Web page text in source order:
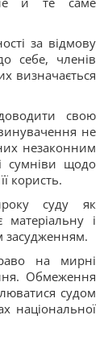
за відмову
себе, членів
визначається
свою
не
незаконним
сумніви щодо
користь.
суду як
матеріальну і
засудженням.
на мирні
Обмеження
судом
національної